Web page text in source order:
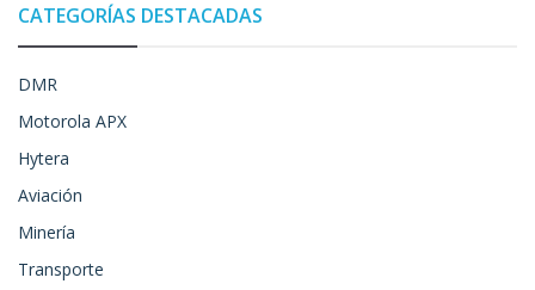
CATEGORÍAS DESTACADAS
DMR
Motorola APX
Hytera
Aviación
Minería
Transporte